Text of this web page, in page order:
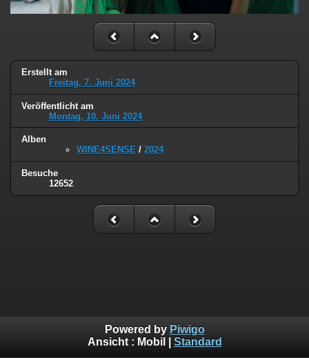
Erstellt am
Freitag, 7. Juni 2024
Veröffentlicht am
Montag, 10. Juni 2024
Alben
WINE4SENSE / 2024
Besuche
12652
Powered by Piwigo
Ansicht : Mobil Standard